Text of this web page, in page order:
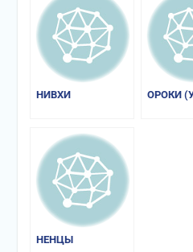
НИВХИ ОРОКИ
НЕНЦЫ